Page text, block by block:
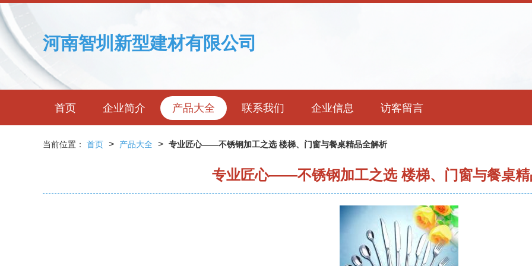
河南智圳新型建材有限公司
首页 企业简介 产品大全 联系我们 企业信息 访客留言
当前位置： 首页 > 产品大全 > 专业匠心——不锈钢加工之选 楼梯、门窗与餐桌精品全解析
专业匠心——不锈钢加工之选 楼梯、门窗与餐桌精